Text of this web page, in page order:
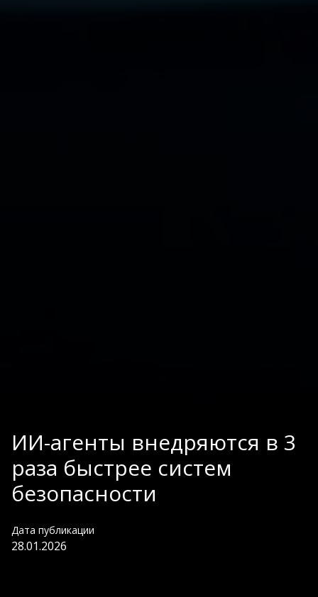
ИИ-агенты внедряются в 3
раза быстрее систем
безопасности
Дата публикации
28.01.2026